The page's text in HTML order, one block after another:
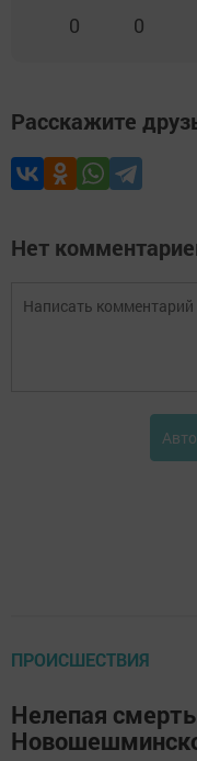
0 0
Расскажите
Нет
ПРОИСШЕСТВИЯ
Нелепая